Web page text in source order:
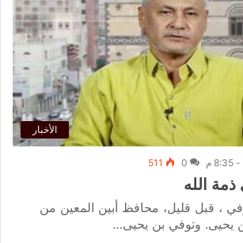
الأخبار
0
511
الله
، قبل قليل، محافظ أبين المعين من
يحيى. وتوفي بن يحيى…